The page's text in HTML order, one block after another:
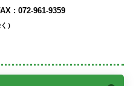
: 072-961-9359
）